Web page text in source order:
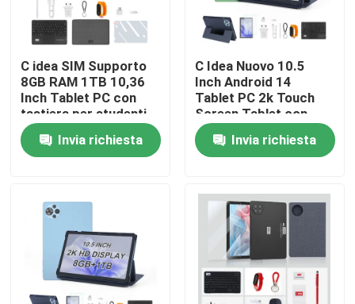
Casa
Prodotti
Video
Mostra VR
Chi siamo
C idea SIM Supporto
8GB RAM 1TB 10,36
Inch Tablet PC con
tastiera per studenti
CM10016 PLUS
Invia richiesta
C Idea Nuovo 10.5
Inch Android 14
Tablet PC 2k Touch
Screen Tablet con
SIM CM10500 Plus
verde Invia richiesta